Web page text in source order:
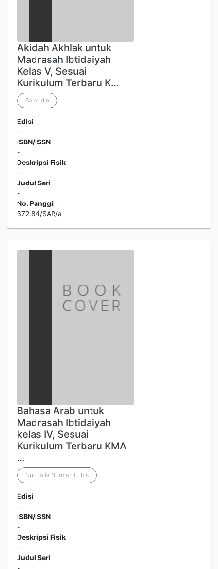
Akidah Akhlak untuk
Madrasah Ibtidaiyah
Kelas V, Sesuai
Kurikulum Terbaru K…
Saroudin
Edisi
-
ISBN/ISSN
-
Deskripsi Fisik
-
Judul Seri
-
No. Panggil
372.84/SAR/a
Bahasa Arab untuk
Madrasah Ibtidaiyah
kelas IV, Sesuai
Kurikulum Terbaru KMA
…
Nur Laila Nurman Lubis
Edisi
-
ISBN/ISSN
-
Deskripsi Fisik
-
Judul Seri